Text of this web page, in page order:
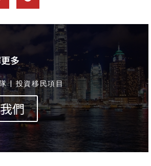
多
| 投資移民項目
們